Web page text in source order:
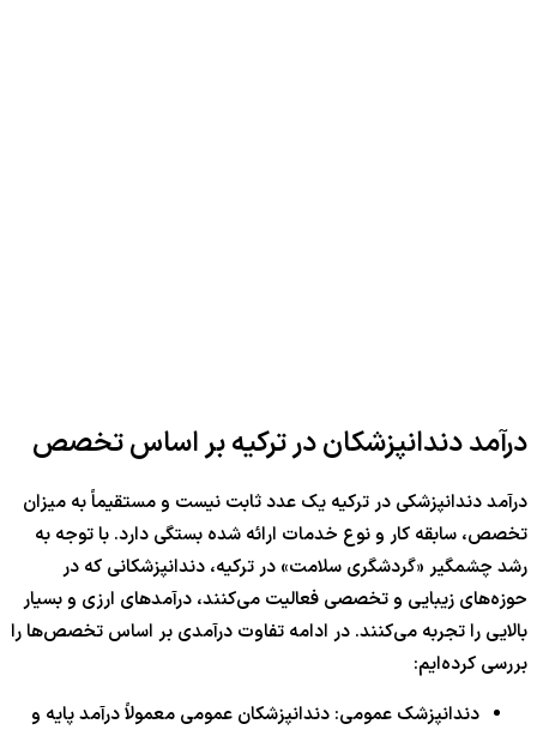
درآمد دندانپزشکان در ترکیه بر اساس تخصص
درآمد دندانپزشکی در ترکیه یک عدد ثابت نیست و مستقیماً به میزان
تخصص، سابقه کار و نوع خدمات ارائه شده بستگی دارد. با توجه به
رشد چشمگیر «گردشگری سلامت» در ترکیه، دندانپزشکانی که در
حوزه‌های زیبایی و تخصصی فعالیت می‌کنند، درآمدهای ارزی و بسیار
بالایی را تجربه می‌کنند. در ادامه تفاوت درآمدی بر اساس تخصص‌ها را
بررسی کرده‌ایم:
دندانپزشک عمومی: دندانپزشکان عمومی معمولاً درآمد پایه و